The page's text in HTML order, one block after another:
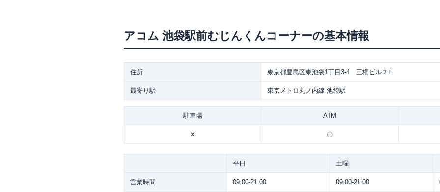
アコム 池袋駅前むじんくんコーナーの基本情報
住所 東京都豊島区東池袋1丁目3-4 三桐ビル２Ｆ
最寄り駅 東京メトロ丸ノ内線 池袋駅
駐車場 ATM
✕ 〇
平日 土曜
営業時間 09:00-21:00 09:00-21:00